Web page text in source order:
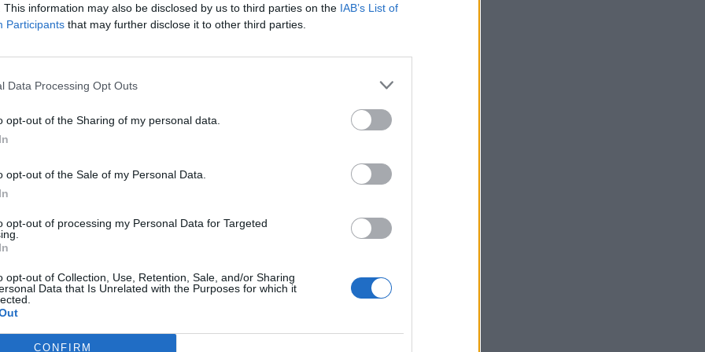
This information may also be disclosed by us to third parties on the IAB’s List of
Participants that may further disclose it to other third parties.
Data Processing Opt Outs
opt-out of the Sharing of my personal data.
opt-out of the Sale of my Personal Data.
opt-out of processing my Personal Data for Targeted
opt-out of Collection, Use, Retention, Sale, and/or Sharing
Data that Is Unrelated with the Purposes for which it
CONFIRM
építőipari és ingatlanfejlesztési tapasztalata van. Építőmérnökként
nagyvállalatok vezetői pozícióiban, valamint mélyrehatóan ismeri
portfolio.hu hírarchívumához tartozik, melynek olvasása előfizetéses
tartalmazza:
cikkarchívum
elmúlt 2 év napon belüli
Előfizetés